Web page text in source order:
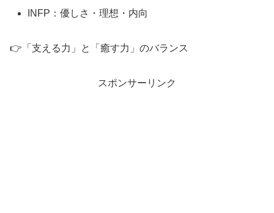
INFP：優しさ・理想・内向
👉「支える力」と「癒す力」のバランス
スポンサーリンク